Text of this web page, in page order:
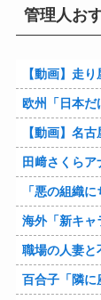
管理人お
【動画】走り
欧州「日本だけ反
【動画】名古
田﨑さくら
「悪の組織
海外「新キャ
職場の人妻と
百合子「隣に